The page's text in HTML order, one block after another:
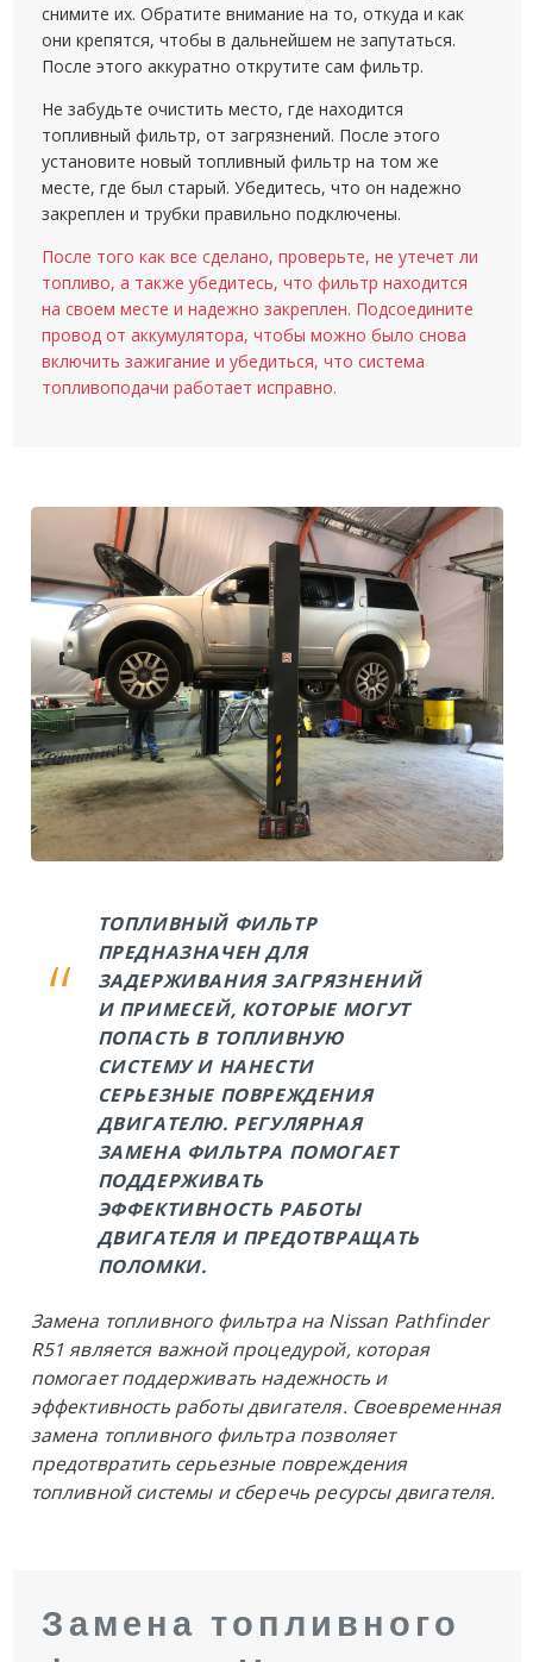
снимите их. Обратите внимание на то, откуда и как
они крепятся, чтобы в дальнейшем не запутаться.
После этого аккуратно открутите сам фильтр.
Не забудьте очистить место, где находится
топливный фильтр, от загрязнений. После этого
установите новый топливный фильтр на том же
месте, где был старый. Убедитесь, что он надежно
закреплен и трубки правильно подключены.
После того как все сделано, проверьте, не утечет ли
топливо, а также убедитесь, что фильтр находится
на своем месте и надежно закреплен. Подсоедините
провод от аккумулятора, чтобы можно было снова
включить зажигание и убедиться, что система
топливоподачи работает исправно.
ТОПЛИВНЫЙ ФИЛЬТР
ПРЕДНАЗНАЧЕН ДЛЯ
ЗАДЕРЖИВАНИЯ ЗАГРЯЗНЕНИЙ
И ПРИМЕСЕЙ, КОТОРЫЕ МОГУТ
ПОПАСТЬ В ТОПЛИВНУЮ
СИСТЕМУ И НАНЕСТИ
СЕРЬЕЗНЫЕ ПОВРЕЖДЕНИЯ
ДВИГАТЕЛЮ. РЕГУЛЯРНАЯ
ЗАМЕНА ФИЛЬТРА ПОМОГАЕТ
ПОДДЕРЖИВАТЬ
ЭФФЕКТИВНОСТЬ РАБОТЫ
ДВИГАТЕЛЯ И ПРЕДОТВРАЩАТЬ
ПОЛОМКИ.
Замена топливного фильтра на Nissan Pathfinder
R51 является важной процедурой, которая
помогает поддерживать надежность и
эффективность работы двигателя. Своевременная
замена топливного фильтра позволяет
предотвратить серьезные повреждения
топливной системы и сберечь ресурсы двигателя.
Замена топливного